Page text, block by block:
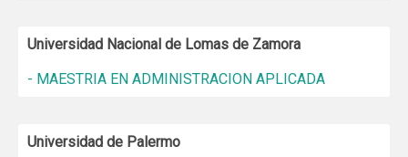
Universidad Nacional de Lomas de Zamora
- MAESTRIA EN ADMINISTRACION APLICADA
Universidad de Palermo